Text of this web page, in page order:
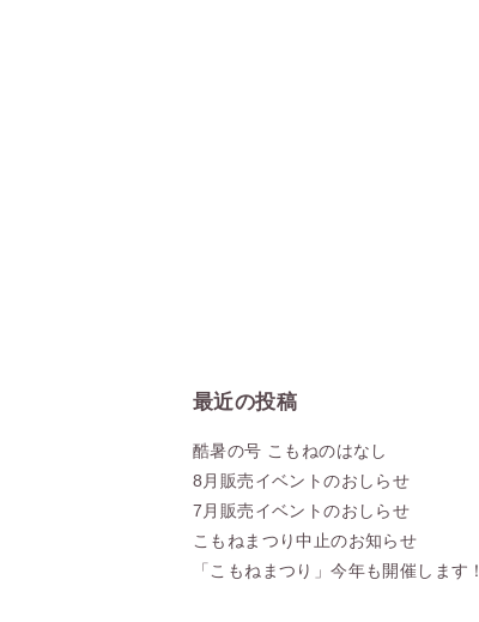
最近の投稿
酷暑の号 こもねのはなし
8月販売イベントのおしらせ
7月販売イベントのおしらせ
こもねまつり中止のお知らせ
「こもねまつり」今年も開催します！